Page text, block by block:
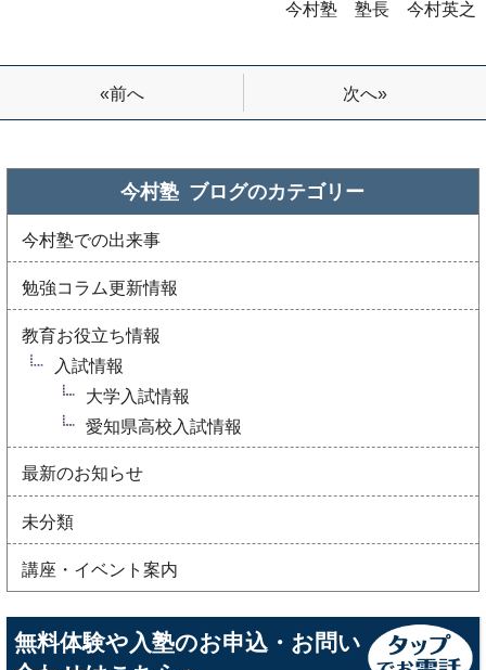
今村塾 塾長 今村英之
«前へ 次へ»
今村塾 ブログのカテゴリー
今村塾での出来事
勉強コラム更新情報
教育お役立ち情報
入試情報
大学入試情報
愛知県高校入試情報
最新のお知らせ
未分類
講座・イベント案内
無料体験や入塾のお申込・お問い